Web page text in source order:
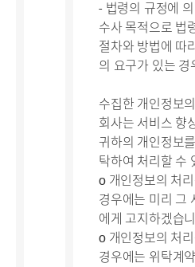
- 법령의 규정에
수사 목적으로 법
절차와 방법에 따
의 요구가 있는 경
수집한 개인정보
회사는 서비스 향
귀하의 개인정보
탁하여 처리할 수
ο 개인정보의 처
경우에는 미리 그
에게 고지하겠습
ο 개인정보의 처
경우에는 위탁계